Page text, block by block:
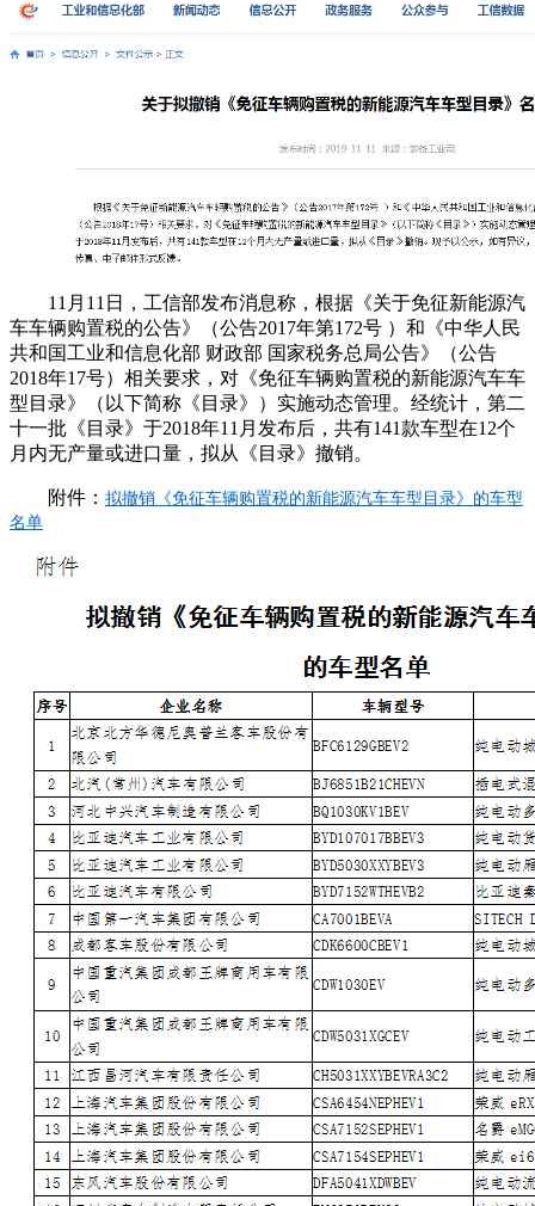
11月11日，工信部发布消息称，根据《关于免征新能源汽
车车辆购置税的公告》（公告2017年第172号 ）和《中华人民
共和国工业和信息化部 财政部 国家税务总局公告》（公告
2018年17号）相关要求，对《免征车辆购置税的新能源汽车车
型目录》（以下简称《目录》）实施动态管理。经统计，第二
十一批《目录》于2018年11月发布后，共有141款车型在12个
月内无产量或进口量，拟从《目录》撤销。
附件： 拟撤销《免征车辆购置税的新能源汽车车型目录》的车型
名单